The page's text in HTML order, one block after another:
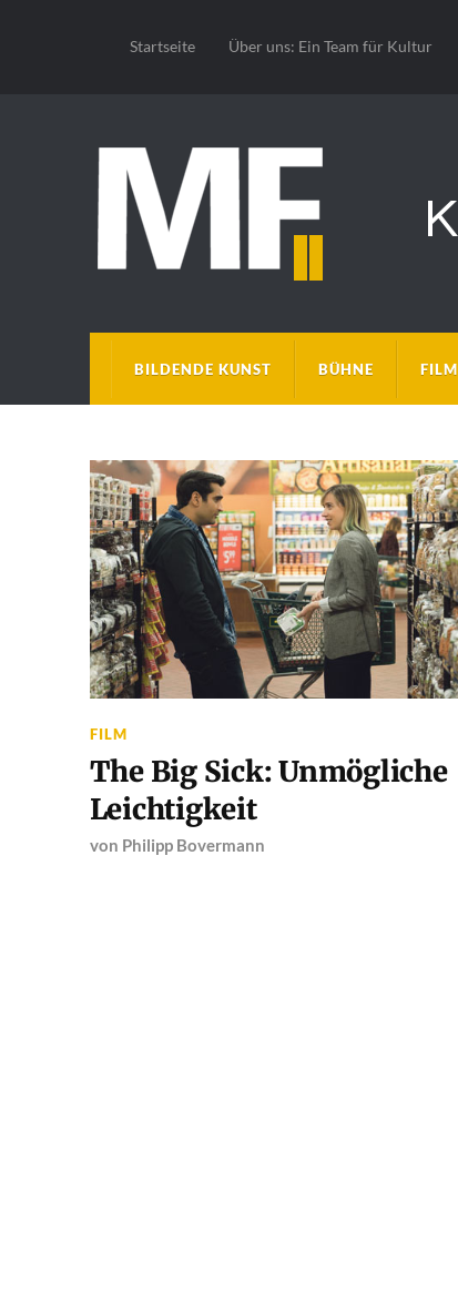
Startseite Über uns: Ein Team für Kultur
BILDENDE KUNST BÜHNE FILM
FILM
The Big Sick: Unmögliche
Leichtigkeit
von Philipp Bovermann